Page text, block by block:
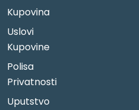
Kupovina
Uslovi
Kupovine
Polisa
Privatnosti
Uputstvo